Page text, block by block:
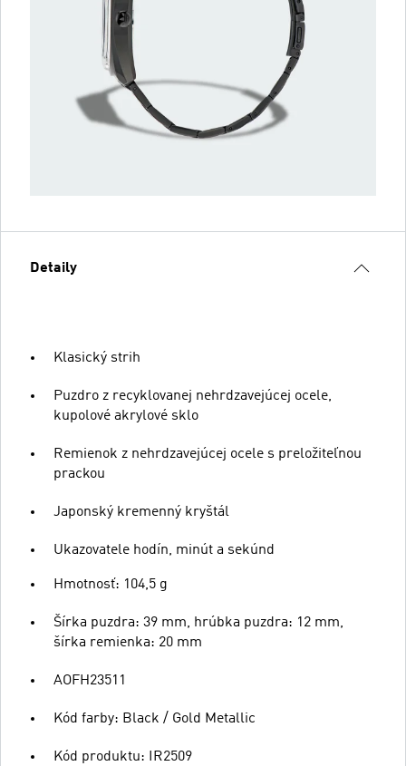
Detaily
Klasický strih
Puzdro z recyklovanej nehrdzavejúcej ocele,
kupolové akrylové sklo
Remienok z nehrdzavejúcej ocele s preložiteľnou
prackou
Japonský kremenný kryštál
Ukazovatele hodín, minút a sekúnd
Hmotnosť: 104,5 g
Šírka puzdra: 39 mm, hrúbka puzdra: 12 mm,
šírka remienka: 20 mm
AOFH23511
Kód farby: Black / Gold Metallic
Kód produktu: IR2509